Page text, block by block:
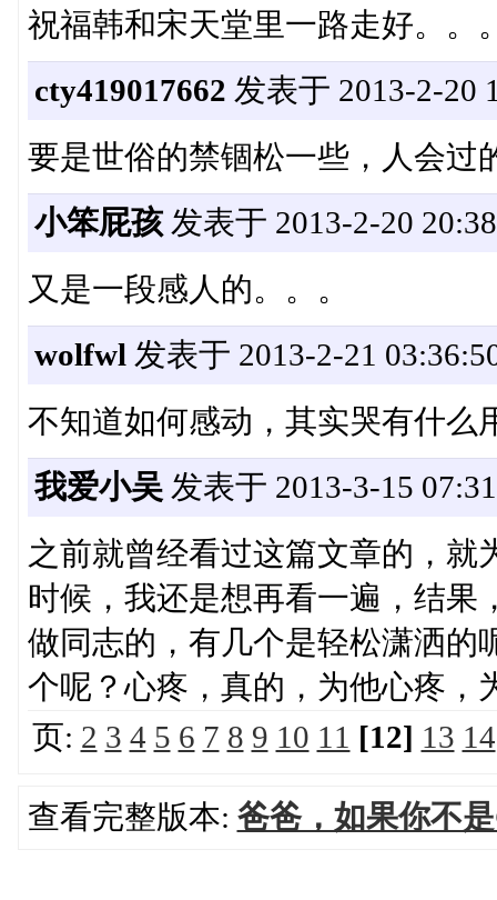
祝福韩和宋天堂里一路走好。。
cty419017662 发表于 2013-2-20
要是世俗的禁锢松一些，人会过
小笨屁孩发表于 2013-2-20
又是一段感人的。。。
wolfwl 发表于 2013-2-21
不知道如何感动，其实哭有什么
我爱小吴发表于 2013-3-15
之前就曾经看过这篇文章的，就
时候，我还是想再看一遍，结果
做同志的，有几个是轻松潇洒的
个呢？心疼，真的，为他心疼，
页: 2 3 4 5 6 7 8 9 10 11 [12] 13 14
查看完整版本: 爸爸，如果你不